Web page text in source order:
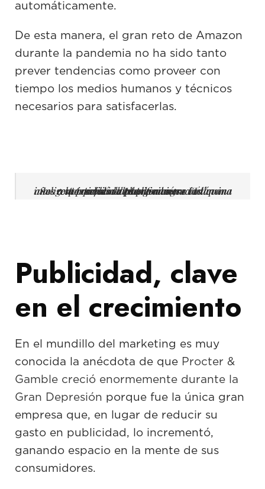
automáticamente.
De esta manera, el gran reto de Amazon
durante la pandemia no ha sido tanto
prever tendencias como proveer con
tiempo los medios humanos y técnicos
necesarios para satisfacerlas.
Sus responsables de planificación e IT llevan años convirtiendo la empresa en una máquina inteligente que se adapta de manera autónoma a la previsión de demanda gracias a sofisticados algoritmos
Publicidad, clave
en el crecimiento
En el mundillo del marketing es muy
conocida la anécdota de que Procter &
Gamble creció enormemente durante la
Gran Depresión porque fue la única gran
empresa que, en lugar de reducir su
gasto en publicidad, lo incrementó,
ganando espacio en la mente de sus
consumidores.